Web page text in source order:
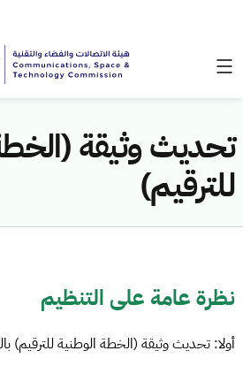
تحديث وثيقة
للترقيم)
نظرة عامة على التنظيم
أولا: تحديث وثيقة (الخطة الوطنية للترقيم)